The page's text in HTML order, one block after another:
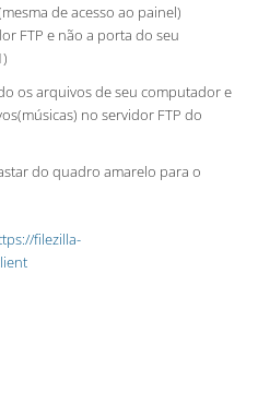
de acesso ao painel)
FTP e não a porta do seu
os arquivos de seu computador e
no servidor FTP do
do quadro amarelo para o
filezilla-